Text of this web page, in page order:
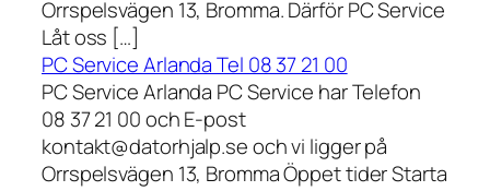
Orrspelsvägen 13, Bromma. Därför PC Service
Låt oss […]
PC Service Arlanda Tel 08 37 21 00
PC Service Arlanda PC Service har Telefon
08 37 21 00 och E-post
kontakt@datorhjalp.se och vi ligger på
Orrspelsvägen 13, Bromma Öppet tider Starta